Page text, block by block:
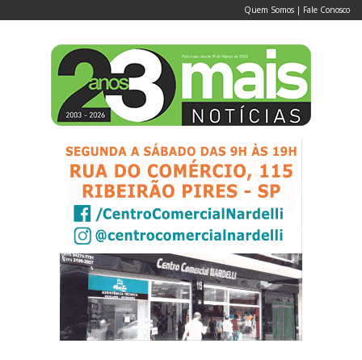
Quem Somos | Fale Conosco